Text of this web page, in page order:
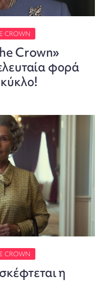
CROWN
Crown»
φορά
CROWN
η